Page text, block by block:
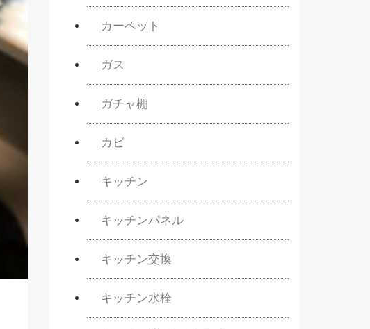
カーペット
ガス
ガチャ棚
カビ
キッチン
キッチンパネル
キッチン交換
キッチン水栓